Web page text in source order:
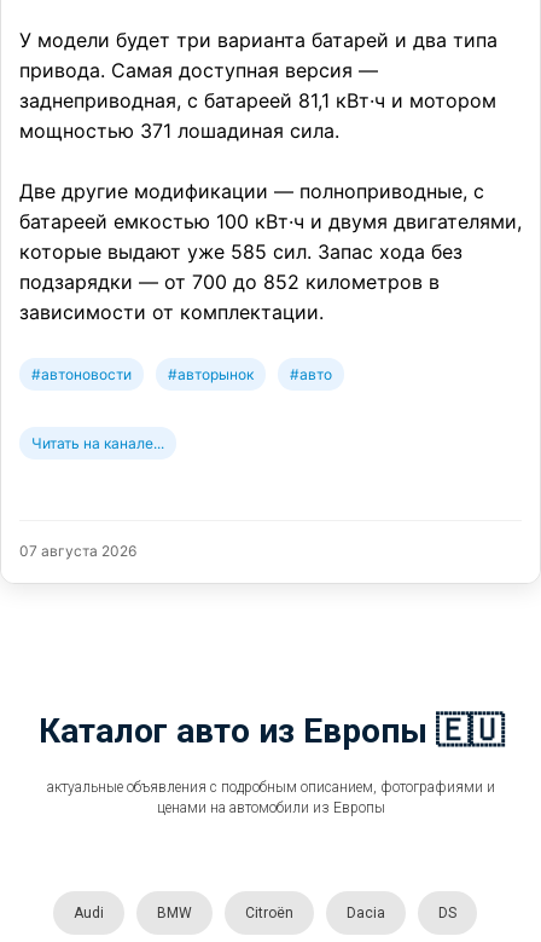
У модели будет три варианта батарей и два типа
привода. Самая доступная версия —
заднеприводная, с батареей 81,1 кВт·ч и мотором
мощностью 371 лошадиная сила.
Две другие модификации — полноприводные, с
батареей емкостью 100 кВт·ч и двумя двигателями,
которые выдают уже 585 сил. Запас хода без
подзарядки — от 700 до 852 километров в
зависимости от комплектации.
#автоновости #авторынок #авто
Читать на канале...
07 августа 2026
Каталог авто из Европы 🇪🇺
актуальные объявления с подробным описанием, фотографиями и
ценами на автомобили из Европы
Audi BMW Citroën Dacia DS